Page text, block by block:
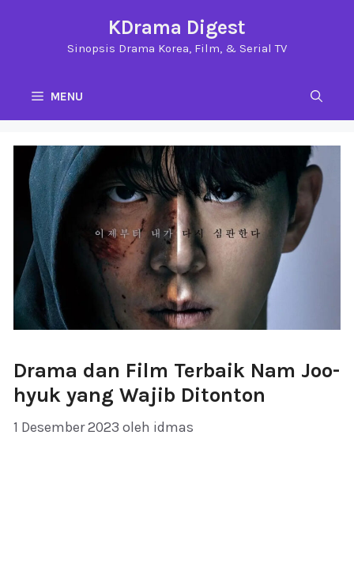
KDrama Digest
Sinopsis Drama Korea, Film, & Serial TV
MENU
Drama dan Film Terbaik Nam Joo-
hyuk yang Wajib Ditonton
1 Desember 2023 oleh idmas